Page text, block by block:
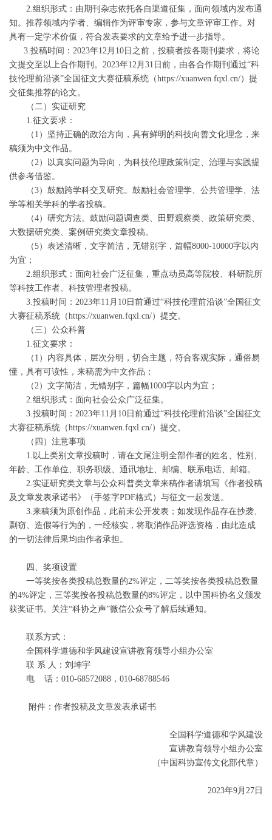
2.组织形式：由期刊杂志依托各自渠道征集，面向领域内发布通
知。推荐领域内学者、编辑作为评审专家，参与文章评审工作。对
具有一定学术价值，符合发表要求的文章给予进一步指导。
3.投稿时间：2023年12月10日之前，投稿者按各期刊要求，将论
文提交至以上合作期刊。2023年12月31日前，由各合作期刊通过“科
技伦理前沿谈”全国征文大赛征稿系统（https://xuanwen.fqxl.cn/）提
交征集推荐的论文。
（二）实证研究
1.征文要求：
（1）坚持正确的政治方向，具有鲜明的科技向善文化理念，来
稿须为中文作品。
（2）以真实问题为导向，为科技伦理政策制定、治理与实践提
供参考借鉴。
（3）鼓励跨学科交叉研究。鼓励社会管理学、公共管理学、法
学等相关学科的学者投稿。
（4）研究方法。鼓励问题调查类、田野观察类、政策研究类、
大数据研究类、案例研究类文章投稿。
（5）表述清晰，文字简洁，无错别字，篇幅8000-10000字以内
为宜；
2.组织形式：面向社会广泛征集，重点动员高等院校、科研院所
等科技工作者、科技管理者投稿。
3.投稿时间：2023年11月10日前通过“科技伦理前沿谈”全国征文
大赛征稿系统（https://xuanwen.fqxl.cn/）提交。
（三）公众科普
1.征文要求：
（1）内容具体，层次分明，切合主题，符合客观实际，通俗易
懂，具有可读性，来稿需为中文作品；
（2）文字简洁，无错别字，篇幅1000字以内为宜；
2.组织形式：面向社会公众广泛征集。
3.投稿时间：2023年11月10日前通过“科技伦理前沿谈”全国征文
大赛征稿系统（https://xuanwen.fqxl.cn/）提交。
（四）注意事项
1.以上类别文章投稿时，请在文尾注明全部作者的姓名、性别、
年龄、工作单位、职务职级、通讯地址、邮编、联系电话、邮箱。
2.实证研究类文章与公众科普类文章来稿作者请填写《作者投稿
及文章发表承诺书》（手签字PDF格式）与征文一起发送。
3.来稿须为原创作品，此前未公开发表；如发现作品存在抄袭、
剽窃、造假等行为的，一经核实，将取消作品评选资格，由此造成
的一切法律后果均由作者承担。
四、奖项设置
一等奖按各类投稿总数量的2%评定，二等奖按各类投稿总数量
的4%评定，三等奖按各投稿总数量的8%评定，以中国科协名义颁发
获奖证书。关注“科协之声”微信公众号了解后续通知。
联系方式：
全国科学道德和学风建设宣讲教育领导小组办公室
联 系 人：刘坤宇
电 话：010-68572088，010-68788546
附件：作者投稿及文章发表承诺书
全国科学道德和学风建设
宣讲教育领导小组办公室
（中国科协宣传文化部代章）
2023年9月27日